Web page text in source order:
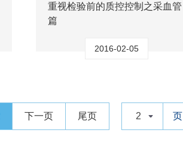
重视检验前的质控控制之采血管
篇
2016-02-05
下一页 尾页 2 页